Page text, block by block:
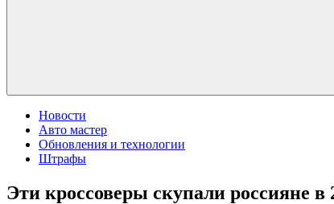
Новости
Авто мастер
Обновления и технологии
Штрафы
Эти кроссоверы скупали россияне